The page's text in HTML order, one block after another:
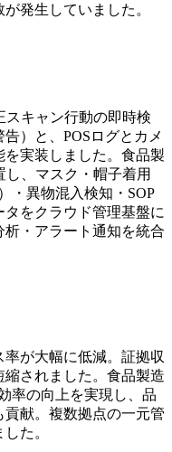
発生していました。
キャン行動の即時検
）と、POSログとカメ
実装しました。食品製
、マスク・帽子着用
・異物混入検知・SOP
をクラウド管理基盤に
・アラート通知を統合
が大幅に低減。証拠収
されました。食品製造
率の向上を実現し、品
献。複数拠点の一元管
た。